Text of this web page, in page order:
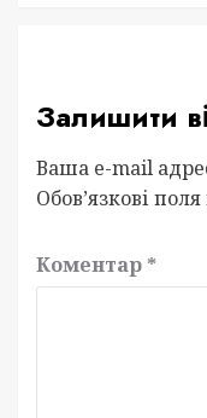
Залишити
Ваша e-mail
Обов’язкові
Коментар *